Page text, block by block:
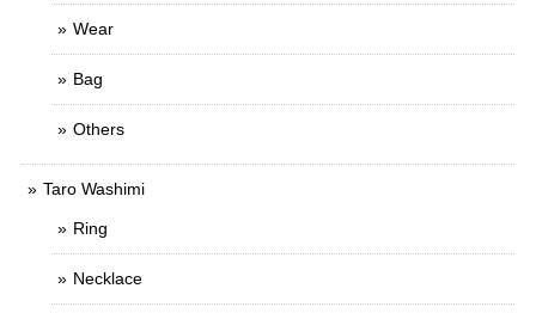
Wear
Bag
Others
Taro Washimi
Ring
Necklace